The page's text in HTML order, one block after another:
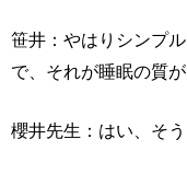
笹井：やはりシンプ
で、それが睡眠の質
櫻井先生：はい、そ